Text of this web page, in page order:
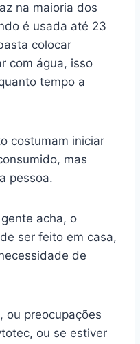
na maioria dos
é usada até 23
colocar
com água, isso
tempo a
costumam iniciar
mas
pessoa.
acha, o
ser feito em casa,
de
ou preocupações
ou se estiver